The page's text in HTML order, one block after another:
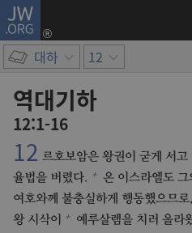
JW.ORG
대하 12
역대기하
12:1-16
12 르호보암은 왕권이 굳게 서고
율법을 버렸다. + 온 이스라엘도 그
여호와께 불충실하게 행동했으므
왕 시삭이
+ 예루살렘을 치러 올라